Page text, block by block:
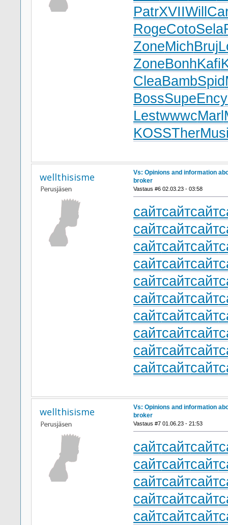
PatrXVIIWill
RogeCotoSela
ZoneMichBruj
ZoneBonhKafi
CleaBambSpid
BossSupeEncy
LestwwwcMarl
KOSSTher
wellthisisme
Vs: Opinions and information
broker
Vastaus #6 02.03.23 - 03:58
сайтсайтсайт
сайтсайтсайт
сайтсайтсайт
сайтсайтсайт
сайтсайтсайт
сайтсайтсайт
сайтсайтсайт
сайтсайтсайт
сайтсайтсайт
сайтсайтсайт
wellthisisme
Vs: Opinions and information
broker
Vastaus #7 01.06.23 - 21:53
сайтсайтсайт
сайтсайтсайт
сайтсайтсайт
сайтсайтсайт
сайтсайтсайт